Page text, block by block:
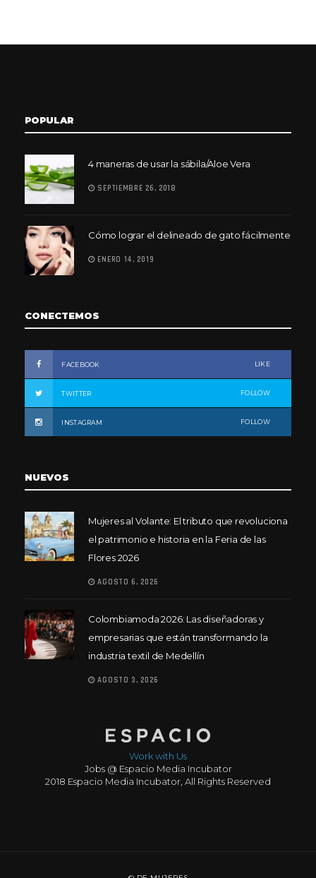
POPULAR
4 maneras de usar la sábila/Aloe Vera
SEPTIEMBRE 26, 2018
Cómo lograr el delineado de gato fácilmente
ENERO 14, 2019
CONECTEMOS
FACEBOOK LIKE
TWITTER FOLLOW
INSTAGRAM FOLLOW
NUEVOS
Mujeres al Volante: El tributo que revoluciona
el patrimonio e historia en la Feria de las
Flores 2026
AGOSTO 6, 2026
Colombiamoda 2026: Las diseñadoras y
empresarias que están transformando la
industria textil de Medellín
AGOSTO 3, 2026
Work with Us
Jobs @ Espacio Media Incubator
2018 Espacio Media Incubator, All Rights Reserved